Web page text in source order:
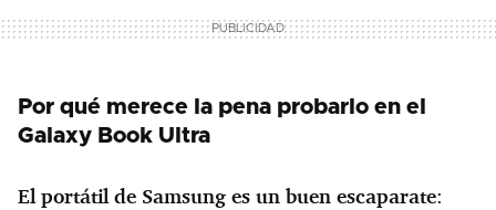
Por qué merece la pena probarlo en el
Galaxy Book Ultra
El portátil de Samsung es un buen escaparate: